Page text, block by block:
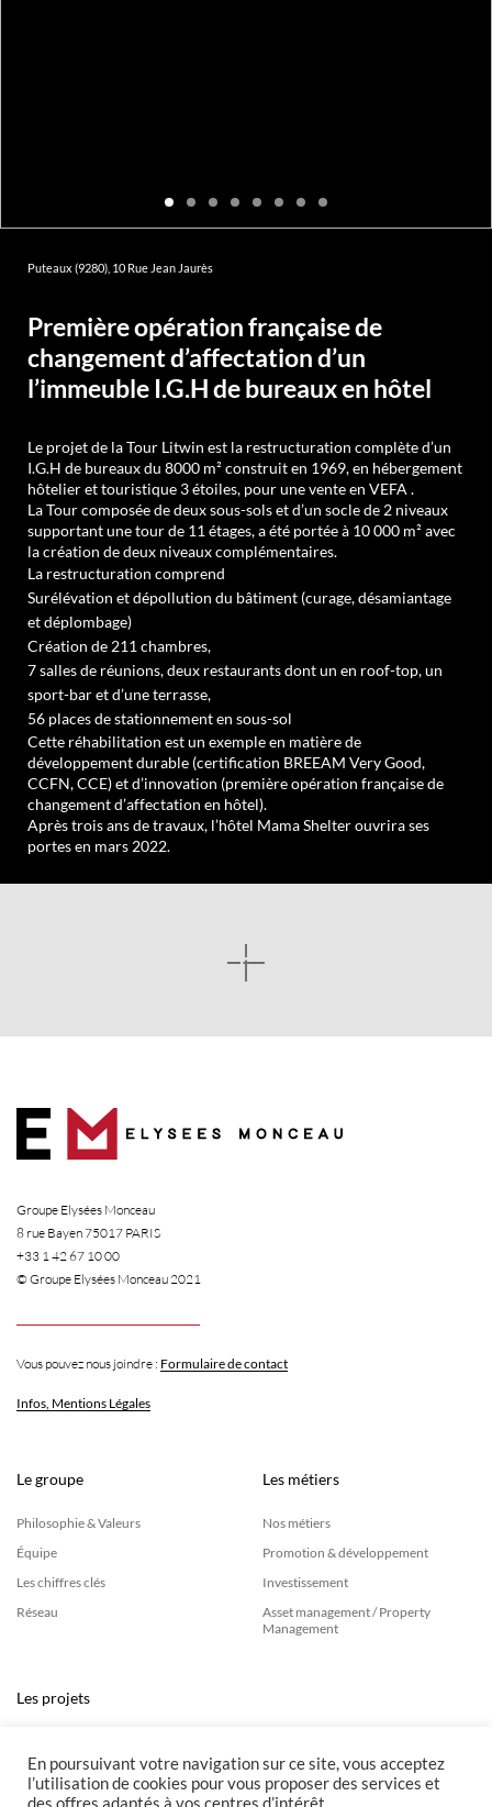
Puteaux (9280), 10 Rue Jean Jaurès
Première opération française de
changement d’affectation d’un
l’immeuble I.G.H de bureaux en hôtel
Le projet de la Tour Litwin est la restructuration complète d’un
I.G.H de bureaux du 8000 m² construit en 1969, en hébergement
hôtelier et touristique 3 étoiles, pour une vente en VEFA .
La Tour composée de deux sous-sols et d’un socle de 2 niveaux
supportant une tour de 11 étages, a été portée à 10 000 m² avec
la création de deux niveaux complémentaires.
La restructuration comprend
Surélévation et dépollution du bâtiment (curage, désamiantage
et déplombage)
Création de 211 chambres,
7 salles de réunions, deux restaurants dont un en roof-top, un
sport-bar et d’une terrasse,
56 places de stationnement en sous-sol
Cette réhabilitation est un exemple en matière de
développement durable (certification BREEAM Very Good,
CCFN, CCE) et d’innovation (première opération française de
changement d’affectation en hôtel).
Après trois ans de travaux, l’hôtel Mama Shelter ouvrira ses
portes en mars 2022.
Groupe Elysées Monceau
8 rue Bayen 75017 PARIS
+33 1 42 67 10 00
© Groupe Elysées Monceau 2021
Vous pouvez nous joindre : Formulaire de contact
Infos, Mentions Légales
Le groupe
Philosophie & Valeurs
Équipe
Les chiffres clés
Réseau
Les métiers
Nos métiers
Promotion & développement
Investissement
Asset management / Property
Management
Les projets
Mécénats
En poursuivant votre navigation sur ce site, vous acceptez
l’utilisation de cookies pour vous proposer des services et
des offres adaptés à vos centres d’intérêt.